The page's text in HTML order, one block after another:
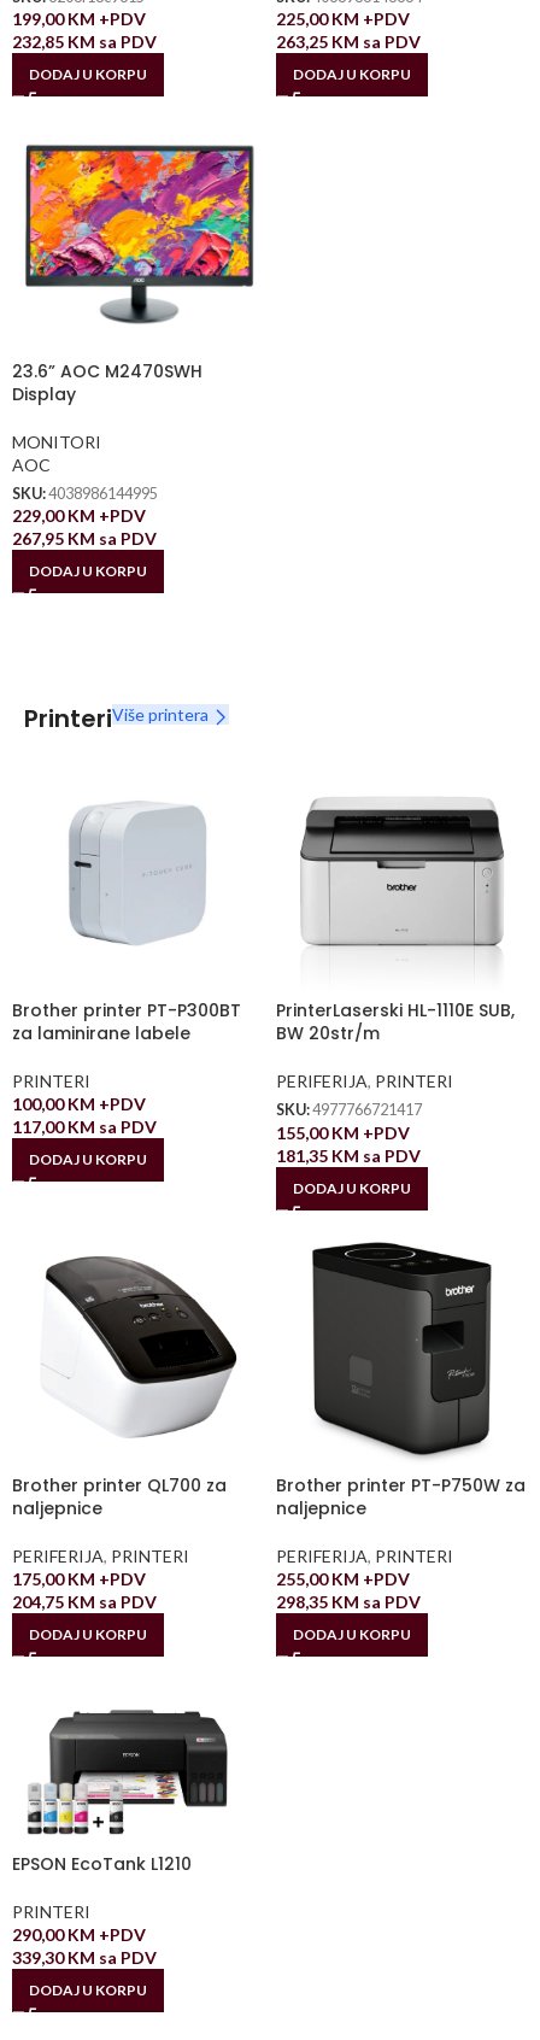
199,00KM +PDV
232,85 KM sa PDV
DODAJ U KORPU
225,00KM +PDV
263,25 KM sa PDV
DODAJ U KORPU
23.6” AOC M2470SWH
Display
MONITORI
AOC
SKU:4038986144995
229,00KM +PDV
267,95 KM sa PDV
DODAJ U KORPU
PrinteriViše printera
Brother printer PT-P300BT
za laminirane labele
PRINTERI
100,00KM +PDV
117,00KM sa PDV
DODAJ U KORPU
PrinterLaserski HL-1110E SUB,
BW 20str/m
PERIFERIJA, PRINTERI
SKU:4977766721417
155,00KM +PDV
181,35 KM sa PDV
DODAJ U KORPU
Brother printer QL700 za
naljepnice
PERIFERIJA, PRINTERI
175,00KM +PDV
204,75 KM sa PDV
DODAJ U KORPU
Brother printer PT-P750W za
naljepnice
PERIFERIJA, PRINTERI
255,00KM +PDV
298,35 KM sa PDV
DODAJ U KORPU
EPSON EcoTank L1210
PRINTERI
290,00KM +PDV
339,30KM sa PDV
DODAJ U KORPU